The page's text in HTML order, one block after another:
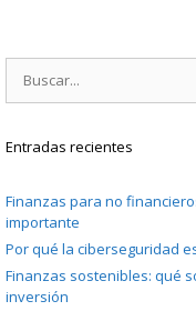
Entradas recientes
Finanzas para no
importante
Por qué la ciberseguridad
Finanzas sostenibles: qué
inversión